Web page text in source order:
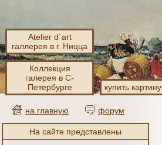
Atelier d´art
галлерея в г. Ницца
Коллекция
галерея в С-
Петербурге
купить картину
на главную форум
На сайте представлены